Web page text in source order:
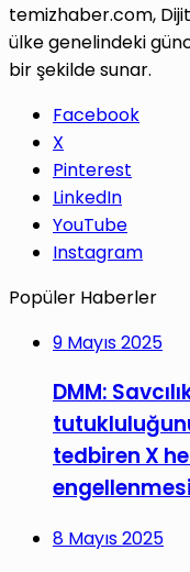
temizhaber.com,
ülke genelindeki
bir şekilde sunar.
Facebook
X
Pinterest
LinkedIn
YouTube
Instagram
Popüler Haberler
9 Mayıs 2025
DMM:
tedbiren X
8 Mayıs 2025